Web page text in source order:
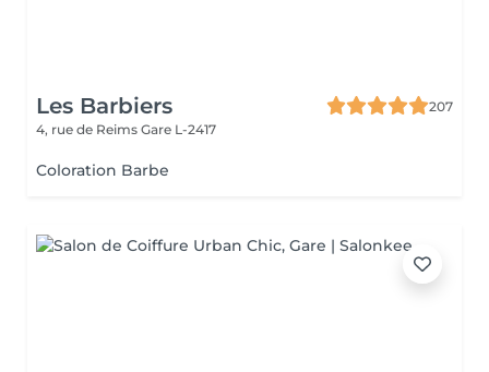
Les Barbiers
207
4, rue de Reims Gare L-2417
Coloration Barbe